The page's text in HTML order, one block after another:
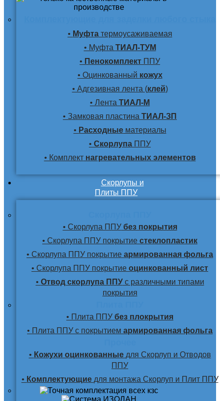
• Муфтатермоусаживаемая
• Муфта ТИАЛ-ТУМ
• Пенокомплект ППУ
• Оцинкованный кожух
• Адгезивная лента (клей)
• Лента ТИАЛ-М
• Замковая пластина ТИАЛ-ЗП
• Расходныематериалы
• Скорлупа ППУ
• Комплектнагревательных элементов
Скорлупы и
Плиты ППУ
• Скорлупа ППУбез покрытия
• Скорлупа ППУ покрытие стеклопластик
• Скорлупа ППУ покрытие армированная фольга
• Скорлупа ППУ покрытие оцинкованный лист
• Отвод скорлупа ППУс различными типами
покрытия
• Плита ППУ без плокрытия
• Плита ППУ с покрытием армированная фольга
• Кожухи оцинкованные для Скорлуп и Отводов
ППУ
• Комплектующие для монтажа Скорлуп и Плит ППУ